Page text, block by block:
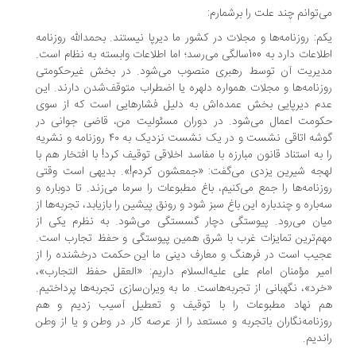
چند علت را برشمارم:
روزنامه‌ها و مجلات در کشور ما دیر‌پا نیستند. بحمدالله روزنامه
اطلاعات دارد به 100‌سالگی می‌رسد؛ اما اطلاعات وابسته به نظام است.
آن توسط رهبری منصوب می‌شود. در بخش غیرحکومتی
و مجلات همواره دلهره یا اضطراب متوقف‌شدن دارند. این
دیرپایی بخش عمده‌اش به دلیل فشارهایی است که از سوی
اعمال می‌شود. در دوران مسئولیت من، قاضی جوانی در
گوشه اتاقی نشست و در یک نشست نزدیک به ۴۰ روزنامه و نشریه
به استناد قانون مبارزه با مفاسد اخلاقی توقیف کرد! با افتخار هم با
شیرین یزدی می‌گفت: «جمعشون کردم!». بدیهی است وقتی
را جمع می‌کنیم، باغ مطبوعات را سرما می‌زند. تا دوباره و
و چندباره این باغ سبز شود و رونق پیشین را بازیابد، تجربه‌ها از
می‌رود. پیوستگی دچار گسستگی می‌شود. به نظرم یکی از
تمایزات غرب با شرق همین پیوستگی و حفظ تجارب است.
است در فرهنگ و معارف دینی ما این حکمت درخشنده را از
مؤمنان امام علی علیه‌السلام داریم: «العقل حفظ التجارب»،
نگهبانی از تجربه‌هاست. ما به ویران‌سازی تجربه‌ها پرداختیم.
نهاد مطبوعات را با توقیف و تعطیل آسیب زدیم و هم
باتجربه و مستعد را از عرصه کار در وطن و یا از وطن